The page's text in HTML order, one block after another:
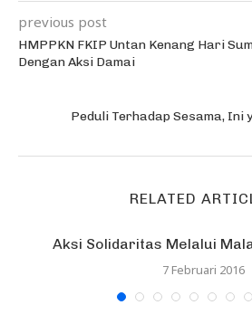
previous post
HMPPKN FKIP Untan Kenang Hari
Dengan Aksi Damai
Peduli Terhadap Sesama, Ini
RELATED
Aksi Solidaritas Melalui
7 Februari 2016